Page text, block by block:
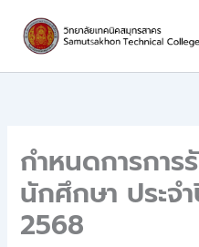
content
กำหนดการกา
นักศึกษา ประจ
2568